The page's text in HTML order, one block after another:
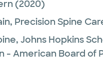
(2020)
Precision Spine
Johns Hopkins
- American Board of